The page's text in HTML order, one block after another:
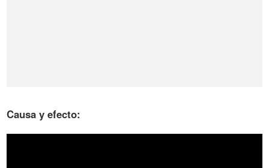
Causa y efecto: